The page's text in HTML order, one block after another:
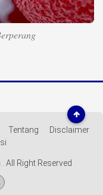
Tentang
Disclaimer
Right Reserved